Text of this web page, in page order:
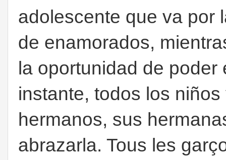
adolescente que va por
de enamorados,
la oportunidad de
instante, todos los
hermanos, sus
abrazarla. Tous les